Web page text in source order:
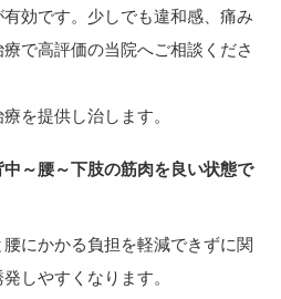
効です。少しでも違和感、痛み
で高評価の当院へご相談くださ
を提供し治します。
中～腰～下肢の筋肉を良い状態で
にかかる負担を軽減できずに関
しやすくなります。